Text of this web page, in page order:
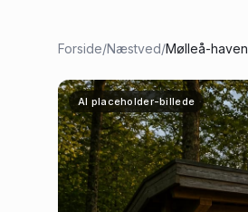
Forside/Næstved/Mølleå-haven
AI placeholder-billede